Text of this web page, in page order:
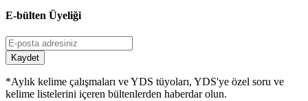
E-bülten Üyeliği
Kaydet
*Aylık kelime çalışmaları ve YDS tüyoları, YDS'ye özel soru ve
kelime listelerini içeren bültenlerden haberdar olun.